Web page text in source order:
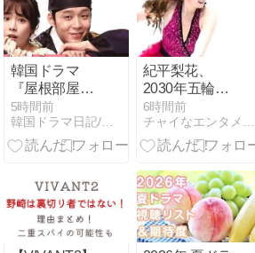
韓国ドラマ
『屋根部屋の
プリンス』の
概要と全話あ
らすじ、相関
ろと感想、
OST、VOD
(動画配信) の
紹介 !
5時間前
韓国ドラマ日記/情報
紀平梨花、
2030年五輪へ
本格始動！ア
イスダンス
「りかしん」
に挑戦
6時間前
チャイなエンタメにゃーGO